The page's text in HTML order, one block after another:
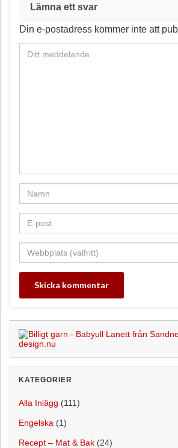
o
k
r
s
t
Lämna ett svar
Din e-postadress kommer inte att
KATEGORIER
Alla Inlägg (111)
Engelska (1)
Recept – Mat & Bak (24)